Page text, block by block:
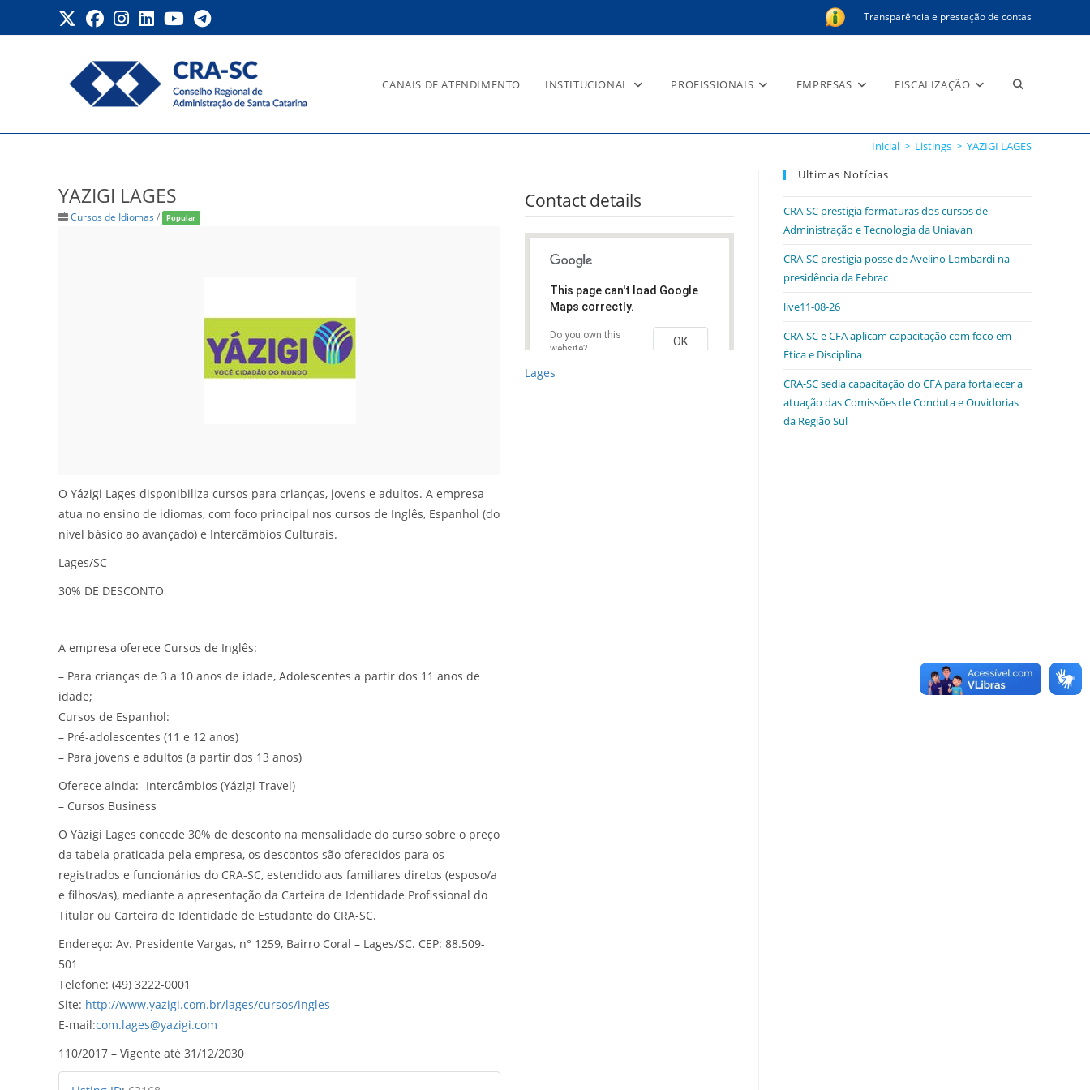
Transparência e prestação de contas
CANAIS DE ATENDIMENTO INSTITUCIONAL PROFISSIONAIS EMPRESAS FISCALIZAÇÃO Alternar
Inicial > Listings > YAZIGI LAGES
YAZIGI LAGES
Cursos de Idiomas / Popular
O Yázigi Lages disponibiliza cursos para crianças, jovens e adultos. A empresa
atua no ensino de idiomas, com foco principal nos cursos de Inglês, Espanhol (do
nível básico ao avançado) e Intercâmbios Culturais.
Lages/SC
30% DE DESCONTO
A empresa oferece Cursos de Inglês:
– Para crianças de 3 a 10 anos de idade, Adolescentes a partir dos 11 anos de
idade;
Cursos de Espanhol:
– Pré-adolescentes (11 e 12 anos)
– Para jovens e adultos (a partir dos 13 anos)
Oferece ainda:- Intercâmbios (Yázigi Travel)
– Cursos Business
O Yázigi Lages concede 30% de desconto na mensalidade do curso sobre o preço
da tabela praticada pela empresa, os descontos são oferecidos para os
registrados e funcionários do CRA-SC, estendido aos familiares diretos (esposo/a
e filhos/as), mediante a apresentação da Carteira de Identidade Profissional do
Titular ou Carteira de Identidade de Estudante do CRA-SC.
Endereço: Av. Presidente Vargas, n° 1259, Bairro Coral – Lages/SC. CEP: 88.509-
501
Telefone: (49) 3222-0001
Site: http://www.yazigi.com.br/lages/cursos/ingles
E-mail:com.lages@yazigi.com
110/2017 – Vigente até 31/12/2030
Contact details
This page can't load Google
Maps correctly.
Do you own this
website?
OK
Lages
Últimas Notícias
CRA-SC prestigia formaturas dos cursos de
Administração e Tecnologia da Uniavan
CRA-SC prestigia posse de Avelino Lombardi na
presidência da Febrac
live11-08-26
CRA-SC e CFA aplicam capacitação com foco em
Ética e Disciplina
CRA-SC sedia capacitação do CFA para fortalecer a
atuação das Comissões de Conduta e Ouvidorias
da Região Sul